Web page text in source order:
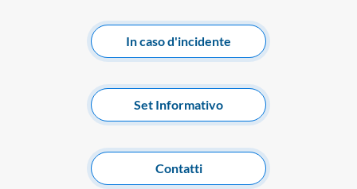
In caso d'incidente
Set Informativo
Contatti